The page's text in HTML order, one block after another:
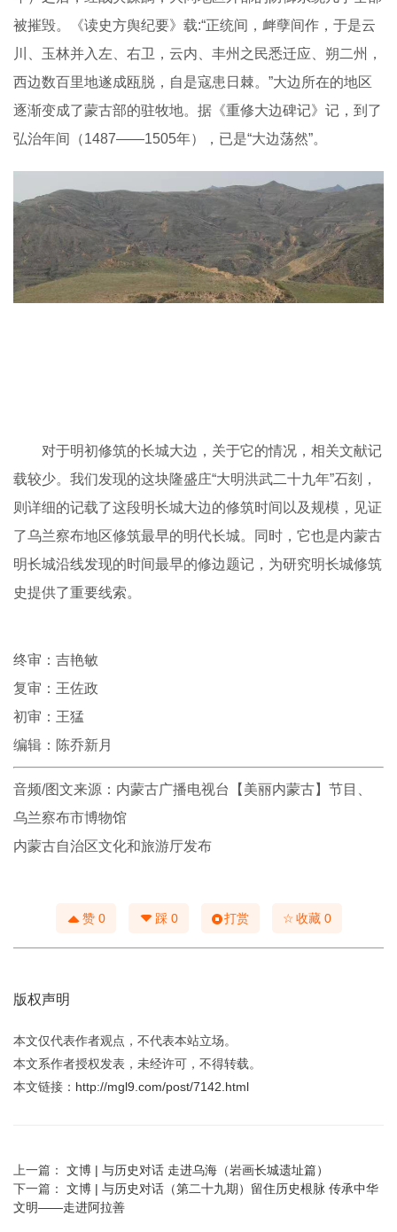
被摧毁。《读史方舆纪要》载:“正统间，衅孽间作，于是云
川、玉林并入左、右卫，云内、丰州之民悉迁应、朔二州，
西边数百里地遂成瓯脱，自是寇患日棘。”大边所在的地区
逐渐变成了蒙古部的驻牧地。据《重修大边碑记》记，到了
弘治年间（1487——1505年），已是“大边荡然”。
对于明初修筑的长城大边，关于它的情况，相关文献记
载较少。我们发现的这块隆盛庄“大明洪武二十九年”石刻，
则详细的记载了这段明长城大边的修筑时间以及规模，见证
了乌兰察布地区修筑最早的明代长城。同时，它也是内蒙古
明长城沿线发现的时间最早的修边题记，为研究明长城修筑
史提供了重要线索。
终审：吉艳敏
复审：王佐政
初审：王猛
编辑：陈乔新月
音频/图文来源：内蒙古广播电视台【美丽内蒙古】节目、
乌兰察布市博物馆
内蒙古自治区文化和旅游厅发布
赞 0 踩 0 打赏 ☆收藏 0
版权声明
本文仅代表作者观点，不代表本站立场。
本文系作者授权发表，未经许可，不得转载。
本文链接： http://mgl9.com/post/7142.html
上一篇： 文博 | 与历史对话 走进乌海（岩画长城遗址篇）
下一篇： 文博 | 与历史对话（第二十九期）留住历史根脉 传承中华
文明——走进阿拉善